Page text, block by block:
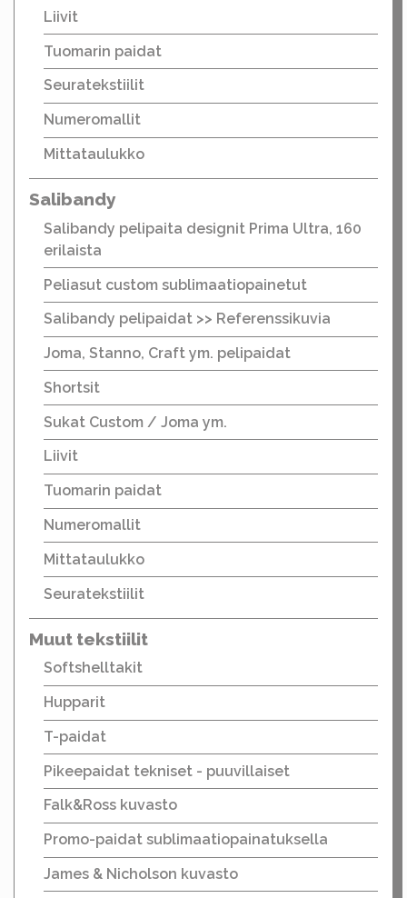
Liivit
Tuomarin paidat
Seuratekstiilit
Numeromallit
Mittataulukko
Salibandy
Salibandy pelipaita designit Prima Ultra, 160
erilaista
Peliasut custom sublimaatiopainetut
Salibandy pelipaidat >> Referenssikuvia
Joma, Stanno, Craft ym. pelipaidat
Shortsit
Sukat Custom / Joma ym.
Liivit
Tuomarin paidat
Numeromallit
Mittataulukko
Seuratekstiilit
Muut tekstiilit
Softshelltakit
Hupparit
T-paidat
Pikeepaidat tekniset - puuvillaiset
Falk&Ross kuvasto
Promo-paidat sublimaatiopainatuksella
James & Nicholson kuvasto